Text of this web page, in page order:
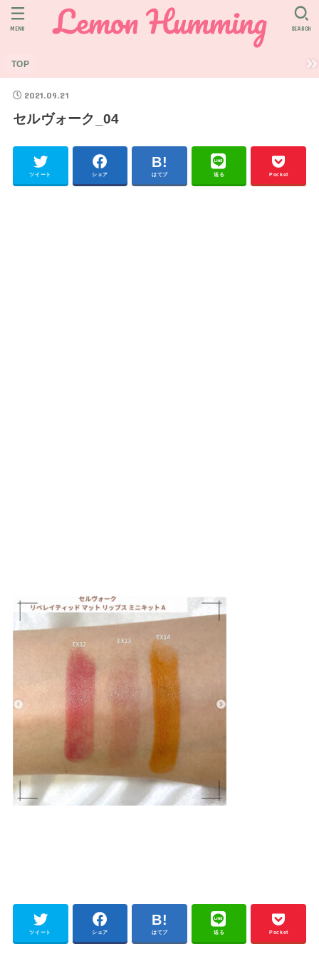
TOP
SEARCH
MENU
2021.09.21
セルヴォーク_04
ツイート シェア はてブ 送る Pocket
ツイート シェア はてブ 送る Pocket